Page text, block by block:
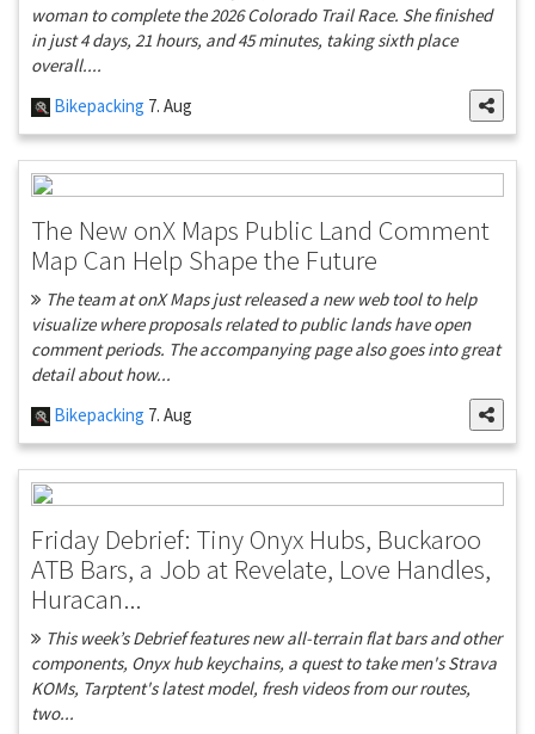
woman to complete the 2026 Colorado Trail Race. She finished
in just 4 days, 21 hours, and 45 minutes, taking sixth place
overall....
Bikepacking 7. Aug
The New onX Maps Public Land Comment
Map Can Help Shape the Future
The team at onX Maps just released a new web tool to help
visualize where proposals related to public lands have open
comment periods. The accompanying page also goes into great
detail about how...
Bikepacking 7. Aug
Friday Debrief: Tiny Onyx Hubs, Buckaroo
ATB Bars, a Job at Revelate, Love Handles,
Huracan...
This week’s Debrief features new all-terrain flat bars and other
components, Onyx hub keychains, a quest to take men's Strava
KOMs, Tarptent's latest model, fresh videos from our routes,
two...